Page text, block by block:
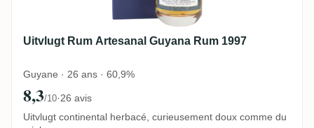
Uitvlugt Rum Artesanal Guyana Rum 1997
Guyane · 26 ans · 60,9%
8,3/10·26 avis
Uitvlugt continental herbacé, curieusement doux comme du